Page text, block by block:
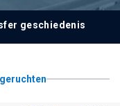
geschiedenis